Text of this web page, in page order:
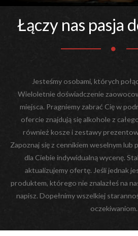
Łączy nas pasja
Jesteśmy osobami, których
Wieloletnie doświadczenie
miejsca. Pragniemy zabrać Cię w
ofercie znajdują się alkohole z
również kosze i zestawy
Zapoznaj się z cennikiem weselnym
dla Ciebie indywidualną wycenę.
aktualizujemy ofertę. Jeśli jednak
produktem, którego nie znalazłeś na
napisz. Dopełnimy wszelkiej
oczekiwaniom.